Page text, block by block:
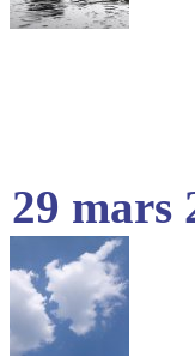
29 mars